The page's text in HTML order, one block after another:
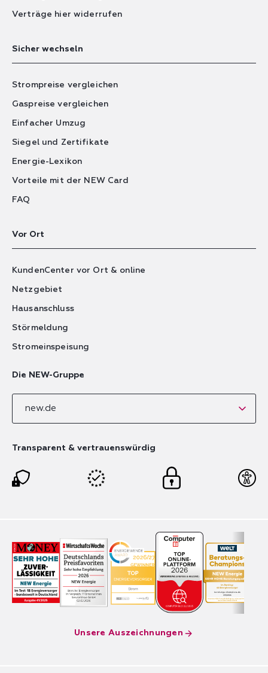
Verträge hier widerrufen
Sicher wechseln
Strompreise vergleichen
Gaspreise vergleichen
Einfacher Umzug
Siegel und Zertifikate
Energie-Lexikon
Vorteile mit der NEW Card
FAQ
Vor Ort
KundenCenter vor Ort & online
Netzgebiet
Hausanschluss
Störmeldung
Stromeinspeisung
Die NEW-Gruppe
new.de
Transparent & vertrauenswürdig
Unsere Auszeichnungen